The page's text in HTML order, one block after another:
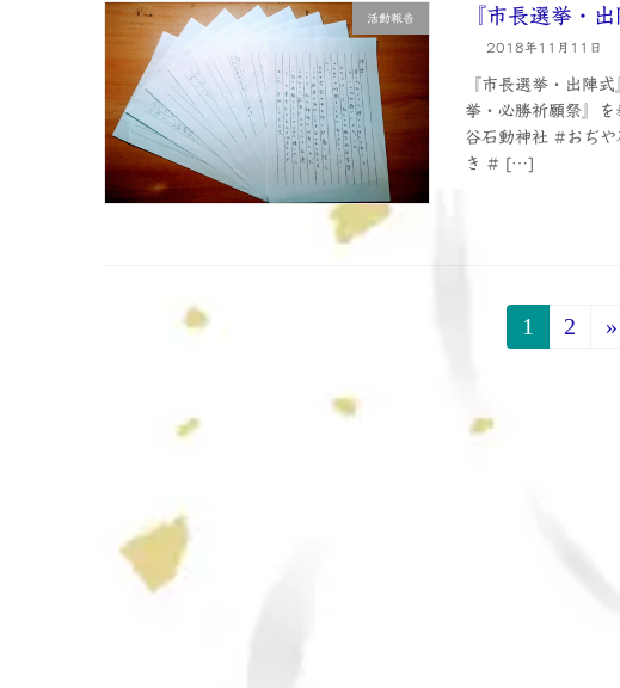
活動報告 『市長選挙・出
2018年11月11日
『市長選挙・出陣
挙・必勝祈願祭』
谷石動神社 #おぢ
き # […]
ー
固
1
固
2 »